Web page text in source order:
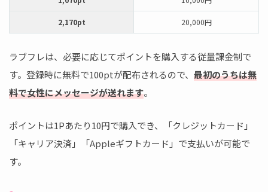
2,170pt 20,000円
ラブフレは、必要に応じてポイントを購入する従量課金制で
す。登録時に無料で100ptが配布されるので、 最初のうちは無
料で女性にメッセージが送れます。
ポイントは1Pあたり10円で購入でき、「クレジットカード」
「キャリア決済」「Appleギフトカード」で支払いが可能で
す。